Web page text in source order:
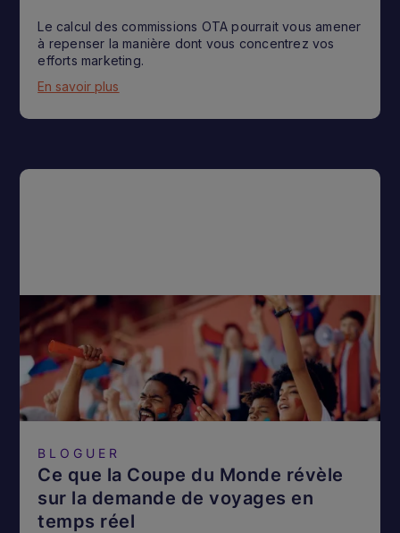
Le calcul des commissions OTA pourrait vous amener
à repenser la manière dont vous concentrez vos
efforts marketing.
En savoir plus
BLOGUER
Ce que la Coupe du Monde révèle
sur la demande de voyages en
temps réel